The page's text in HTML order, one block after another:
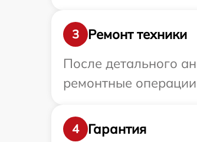
3
Ремонт техники
После детального
ремонтные
4
Гарантия